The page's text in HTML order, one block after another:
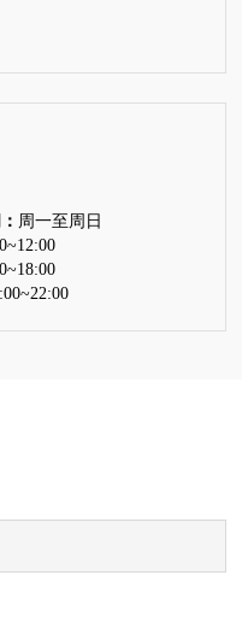
周一至周日